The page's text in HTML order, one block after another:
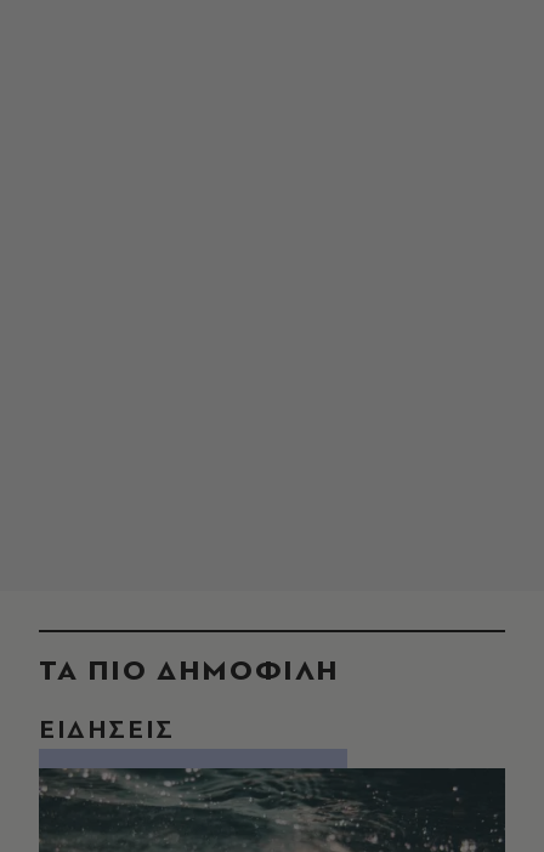
ΤΑ ΠΙΟ ΔΗΜΟΦΙΛΗ
ΕΙΔΗΣΕΙΣ